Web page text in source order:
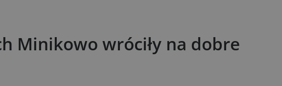
Minikowo wróciły na dobre